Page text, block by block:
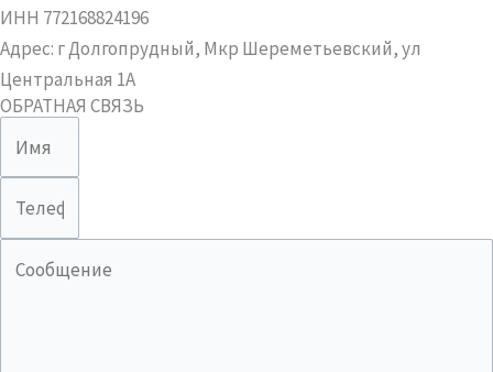
ИНН 772168824196
Адрес: г Долгопрудный, Мкр Шереметьевский, ул
Центральная 1А
ОБРАТНАЯ СВЯЗЬ